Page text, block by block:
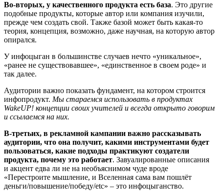
Во-вторых, у качественного продукта есть база. Это другие
подобные продукты, которые автор или компания изучили,
прежде чем создать свой. Также базой может быть какая-то
теория, концепция, возможно, даже научная, на которую автор
опирался.
У инфоцыган в большинстве случаев нечто «уникальное»,
«ранее не существовавшее», «единственное в своем роде» и
так далее.
Аудитории важно показать фундамент, на котором строится
инфопродукт. Мы стараемся использовать в продуктах
WakeUP! концепции своих учителей и всегда открыто говорим
и ссылаемся на них.
В-третьих, в рекламной кампании важно рассказывать
аудитории, что она получит, какими инструментами будет
пользоваться, какие подходы практикуют создатели
продукта, почему это работает. Завуалированные описания
и акцент едва ли не на необъяснимом чуде вроде
«Перестроите мышление, и Вселенная сама вам пошлёт
деньги/повышение/победу/etc» – это инфоцыганство.